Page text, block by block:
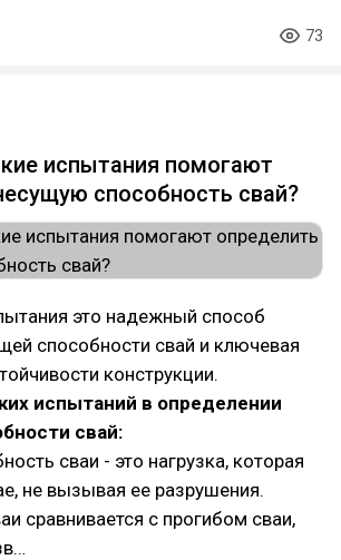
73
испытания помогают
способность свай?
это надежный способ
способности свай и ключевая
конструкции.
испытаний в определении
свай:
сваи - это нагрузка, которая
не вызывая ее разрушения.
сравнивается с прогибом сваи,